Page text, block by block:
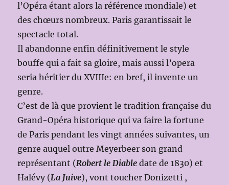
l’Opéra étant alors la référence mondiale) et
des chœurs nombreux. Paris garantissait le
spectacle total.
Il abandonne enfin définitivement le style
bouffe qui a fait sa gloire, mais aussi l’opera
seria héritier du XVIIIe: en bref, il invente un
genre.
C’est de là que provient le tradition française du
Grand-Opéra historique qui va faire la fortune
de Paris pendant les vingt années suivantes, un
genre auquel outre Meyerbeer son grand
représentant (Robert le Diable date de 1830) et
Halévy (La Juive), vont toucher Donizetti ,